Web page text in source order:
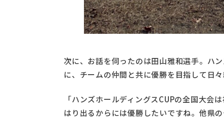
次に、お話を伺ったのは田山雅和選手。ハ
に、チームの仲間と共に優勝を目指して日々
「ハンズホールディングスCUPの全国大会
はり出るからには優勝したいですね。他県